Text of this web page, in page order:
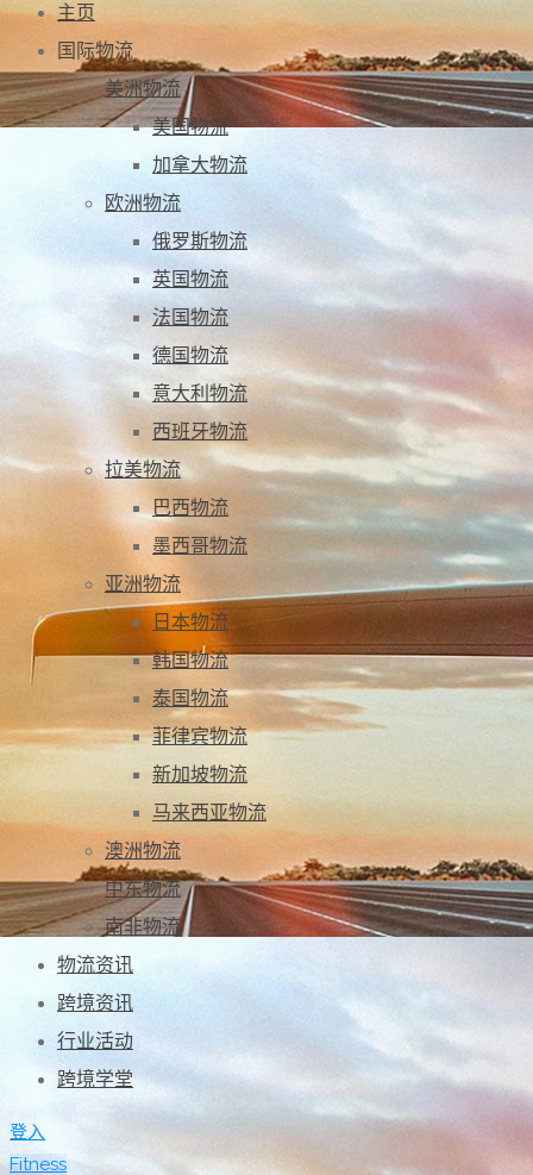
主页
国际物流
美洲物流
美国物流
加拿大物流
欧洲物流
俄罗斯物流
英国物流
法国物流
德国物流
意大利物流
西班牙物流
拉美物流
巴西物流
墨西哥物流
亚洲物流
日本物流
韩国物流
泰国物流
菲律宾物流
新加坡物流
马来西亚物流
澳洲物流
中东物流
南非物流
物流资讯
跨境资讯
行业活动
跨境学堂
登入
Fitness